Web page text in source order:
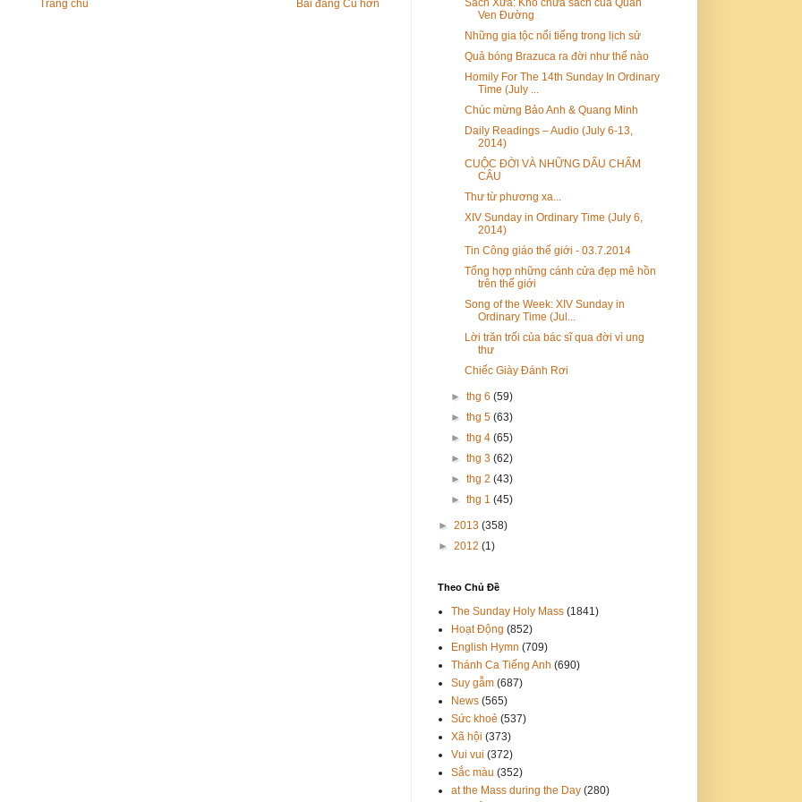
Bài đăng Cũ hơn
Trang chủ
Ven Đường
Những gia tộc nổi tiếng trong lịch sử
Quả bóng Brazuca ra đời như thế nào
Homily For The 14th Sunday In Ordinary
Time (July ...
Chúc mừng Bảo Anh & Quang Minh
Daily Readings – Audio (July 6-13,
2014)
CUỘC ĐỜI VÀ NHỮNG DẤU CHẤM
CÂU
Thư từ phương xa...
XIV Sunday in Ordinary Time (July 6,
2014)
Tin Công giáo thế giới - 03.7.2014
Tổng hợp những cánh cửa đẹp mê hồn
trên thế giới
Song of the Week: XIV Sunday in
Ordinary Time (Jul...
Lời trăn trối của bác sĩ qua đời vì ung
thư
Chiếc Giày Đánh Rơi
►thg 6(59)
►thg 5(63)
►thg 4(65)
►thg 3(62)
►thg 2(43)
►thg 1(45)
► 2013 (358)
► 2012 (1)
Theo Chủ Đề
The Sunday Holy Mass (1841)
Hoạt Động (852)
English Hymn (709)
Thánh Ca Tiếng Anh (690)
Suy gẫm (687)
News (565)
Sức khoẻ (537)
Xã hội (373)
Vui vui (372)
Sắc màu (352)
at the Mass during the Day (280)